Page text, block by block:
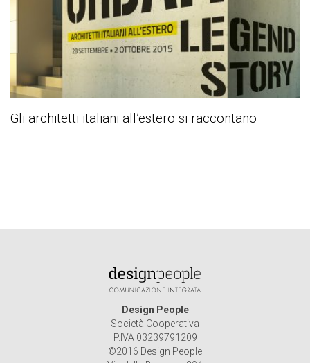
Gli architetti italiani all’estero si raccontano
Design People
Società Cooperativa
P.IVA 03239791209
©2016 Design People